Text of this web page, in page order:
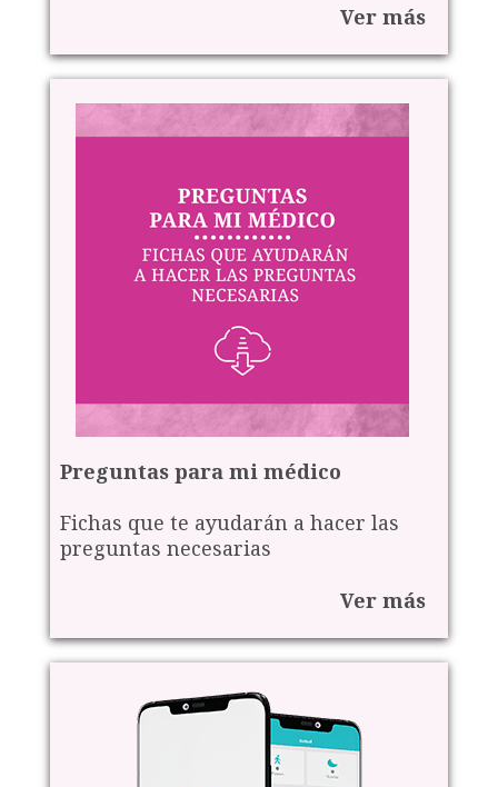
Ver más
Preguntas para mi médico
Fichas que te ayudarán a hacer las
preguntas necesarias
Ver más